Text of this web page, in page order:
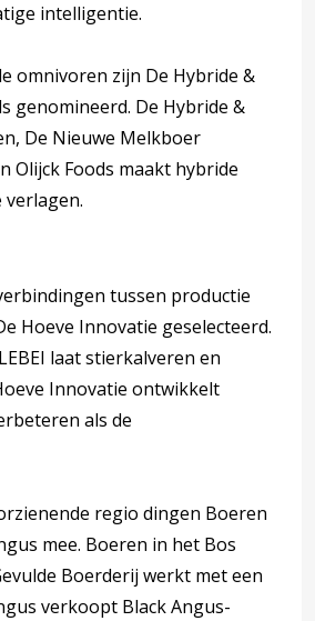
intelligentie.
omnivoren zijn De Hybride &
genomineerd. De Hybride &
De Nieuwe Melkboer
Olijck Foods maakt hybride
tussen productie
Hoeve Innovatie geselecteerd.
laat stierkalveren en
Innovatie ontwikkelt
als de
regio dingen Boeren
mee. Boeren in het Bos
Boerderij werkt met een
verkoopt Black Angus-